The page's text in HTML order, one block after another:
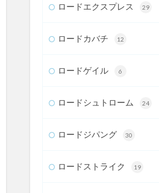
ロードエクスプレス 29
ロードカバチ 12
ロードゲイル 6
ロードシュトローム 24
ロードジパング 30
ロードストライク 19